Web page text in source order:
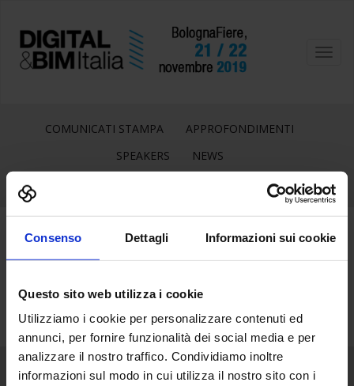
Consenso Dettagli Informazioni sui cookie
Questo sito web utilizza i cookie
Utilizziamo i cookie per personalizzare contenuti ed
annunci, per fornire funzionalità dei social media e per
analizzare il nostro traffico. Condividiamo inoltre
informazioni sul modo in cui utilizza il nostro sito con i
COMUNICATI STAMPA
APPROFONDIMENTI
SPEAKERS
NEWS